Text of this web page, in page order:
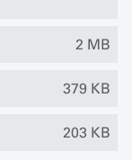
2 MB
379 KB
203 KB